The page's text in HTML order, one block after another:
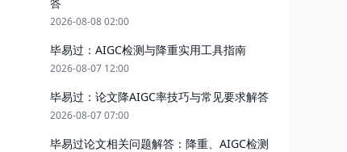
2026-08-08 02:00
毕易过：AIGC检测与降重实用工具指南
2026-08-07 12:00
毕易过：论文降AIGC率技巧与常见要求解答
2026-08-07 07:00
毕易过论文相关问题解答：降重、AIGC检测